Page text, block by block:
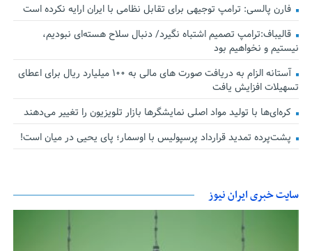
فارن پالسی: ترامپ توجیهی برای تقابل نظامی با ایران ارایه نکرده است
قالیباف:ترامپ تصمیم اشتباه نگیرد/ دنبال سلاح هسته‌ای نبودیم،
نیستیم و نخواهیم بود
آستانه الزام به دریافت صورت های مالی به ۱۰۰ میلیارد ریال برای اعطای
تسهیلات افزایش یافت
کره‌ای‌ها با تولید مواد اصلی نمایشگرها بازار تلویزیون را تغییر می‌دهند
پشت‌پرده تمدید قرارداد پرسپولیس با اوسمار؛ پای یحیی در میان است!
سایت خبری ایران نیوز